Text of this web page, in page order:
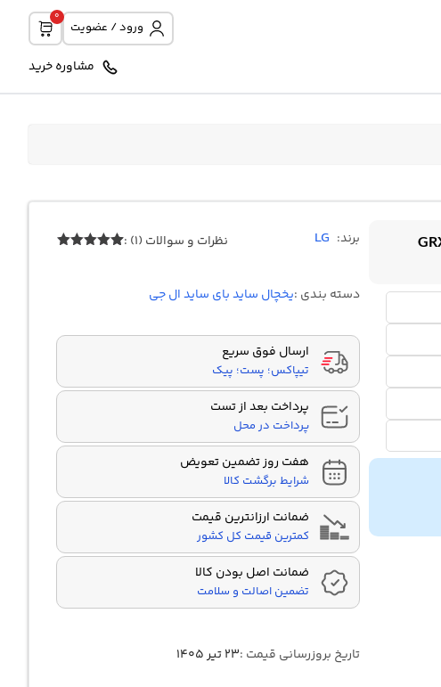
ورود / عضویت
0
مشاوره خرید
برند: LG نظرات و سوالات (1) :
دسته بندی :یخچال ساید بای ساید ال جی
ارسال فوق سریع
تیپاکس؛ پست؛ پیک
پرداخت بعد از تست
پرداخت در محل
هفت روز تضمین تعویض
شرایط برگشت کالا
ضمانت ارزانترین قیمت
کمترین قیمت کل کشور
ضمانت اصل بودن کالا
تضمین اصالت و سلامت
تاریخ بروزرسانی قیمت :۲۳ تیر ۱۴۰۵